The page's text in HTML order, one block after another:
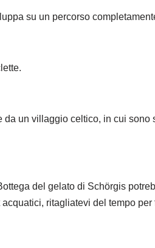
su un percorso
un villaggio celtico, in cui sono
del gelato di Schörgis
ritagliatevi del tempo per